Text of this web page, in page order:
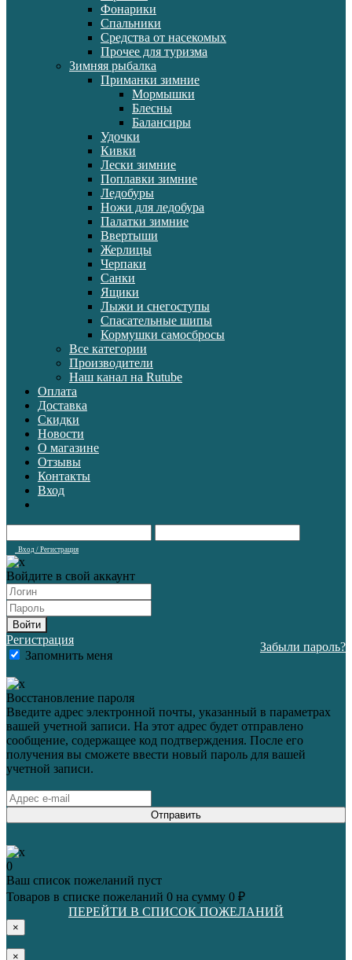
Фонарики
Спальники
Средства от насекомых
Прочее для туризма
Зимняя рыбалка
Приманки зимние
Мормышки
Блесны
Балансиры
Удочки
Кивки
Лески зимние
Поплавки зимние
Ледобуры
Ножи для ледобура
Палатки зимние
Ввертыши
Жерлицы
Черпаки
Санки
Ящики
Лыжи и снегоступы
Спасательные шипы
Кормушки самосбросы
Все категории
Производители
Наш канал на Rutube
Оплата
Доставка
Скидки
Новости
О магазине
Отзывы
Контакты
Вход
Вход / Регистрация
Войдите в свой аккаунт
Войти
Регистрация
Запомнить меня
Забыли пароль?
Восстановление пароля
Введите адрес электронной почты, указанный в параметрах
вашей учетной записи. На этот адрес будет отправлено
сообщение, содержащее код подтверждения. После его
получения вы сможете ввести новый пароль для вашей
учетной записи.
Отправить
0
Ваш список пожеланий пуст
Товаров в списке пожеланий 0 на сумму 0 ₽
ПЕРЕЙТИ В СПИСОК ПОЖЕЛАНИЙ
×
×